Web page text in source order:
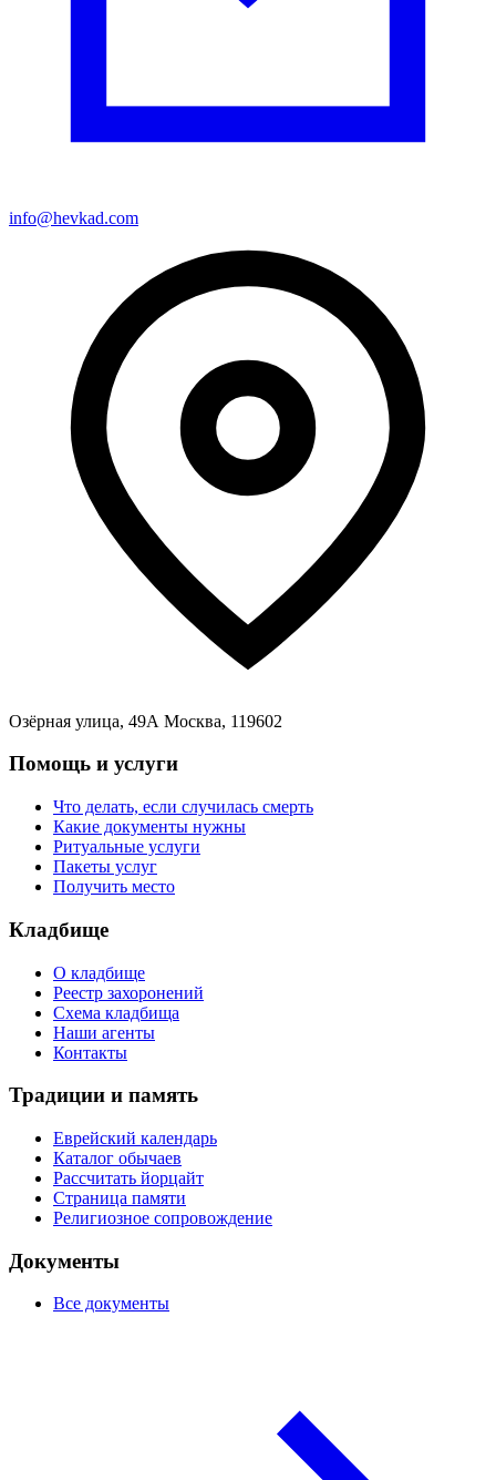
info@hevkad.com
Озёрная улица, 49А Москва, 119602
Помощь и услуги
Что делать, если случилась смерть
Какие документы нужны
Ритуальные услуги
Пакеты услуг
Получить место
Кладбище
О кладбище
Реестр захоронений
Схема кладбища
Наши агенты
Контакты
Традиции и память
Еврейский календарь
Каталог обычаев
Рассчитать йорцайт
Страница памяти
Религиозное сопровождение
Документы
Все документы